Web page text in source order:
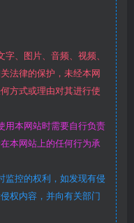
、图片、音频、视频、
法律的保护，未经本网
方式或理由对其进行使
用本网站时需要自行负责
本网站上的任何行为承
监控的权利，如发现有侵
权内容，并向有关部门